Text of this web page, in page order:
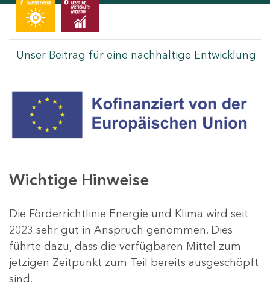
Unser Beitrag für eine nachhaltige Entwicklung
Wichtige Hinweise
Die Förderrichtlinie Energie und Klima wird seit
2023 sehr gut in Anspruch genommen. Dies
führte dazu, dass die verfügbaren Mittel zum
jetzigen Zeitpunkt zum Teil bereits ausgeschöpft
sind.